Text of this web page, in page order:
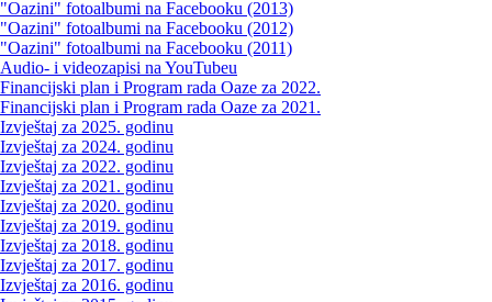
"Oazini" fotoalbumi na Facebooku (2013)
"Oazini" fotoalbumi na Facebooku (2012)
"Oazini" fotoalbumi na Facebooku (2011)
Audio- i videozapisi na YouTubeu
Financijski plan i Program rada Oaze za 2022.
Financijski plan i Program rada Oaze za 2021.
Izvještaj za 2025. godinu
Izvještaj za 2024. godinu
Izvještaj za 2022. godinu
Izvještaj za 2021. godinu
Izvještaj za 2020. godinu
Izvještaj za 2019. godinu
Izvještaj za 2018. godinu
Izvještaj za 2017. godinu
Izvještaj za 2016. godinu